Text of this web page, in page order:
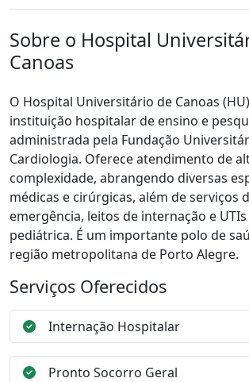
Sobre o Hospital
Canoas
O Hospital Universitário de Canoas
instituição hospitalar de ensino e
administrada pela Fundação
Cardiologia. Oferece atendimento de
complexidade, abrangendo diversas
médicas e cirúrgicas, além de serviços
emergência, leitos de internação e
pediátrica. É um importante polo de
região metropolitana de Porto Alegre.
Serviços Oferecidos
Internação Hospitalar
Pronto Socorro Geral